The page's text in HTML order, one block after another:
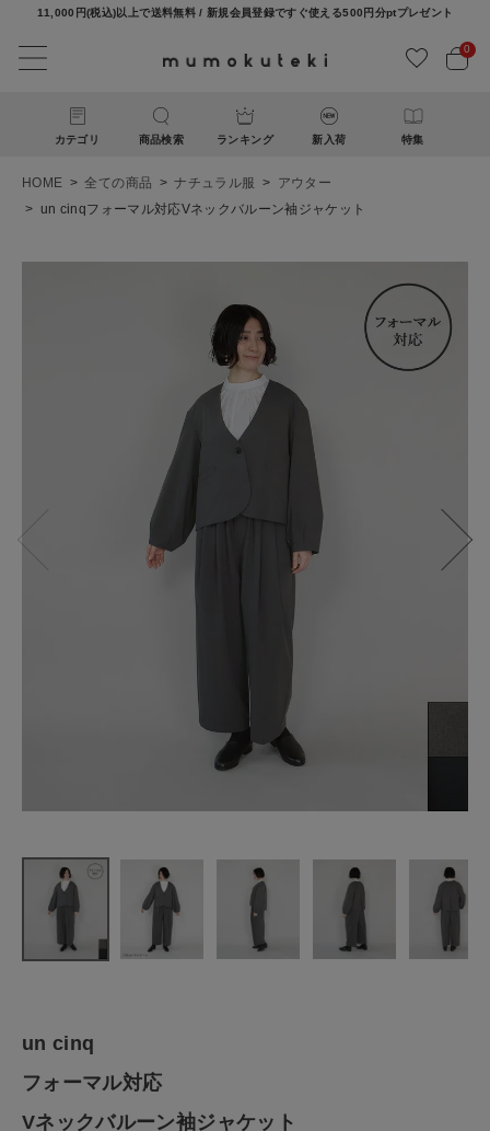
11,000円(税込)以上で送料無料 / 新規会員登録ですぐ使える500円分ptプレゼント
0
カテゴリ 商品検索 ランキング 新入荷 特集
新規会員登録
CATEGORY
ナチュラル服
生活雑貨
HOME 全ての商品 ナチュラル服
アウター
un cinqフォーマル対応Vネックバルーン袖ジャケット
un cinq
フォーマル対応
Vネックバルーン袖ジャケット